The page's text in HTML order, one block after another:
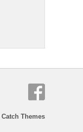
Catch Themes